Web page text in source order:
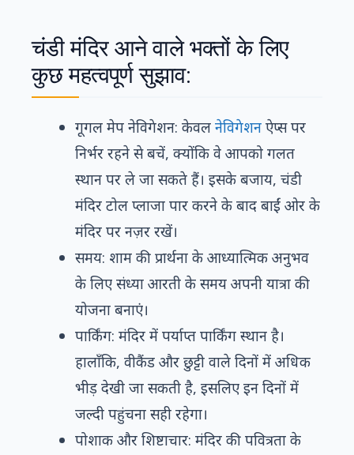
चंडी मंदिर आने वाले भक्तों के लिए
कुछ महत्वपूर्ण सुझाव:
गूगल मेप नेविगेशन: केवलनेविगेशन ऐप्स पर
निर्भर रहने से बचें, क्योंकि वे आपको गलत
स्थान पर ले जा सकते हैं। इसके बजाय, चंडी
मंदिर टोल प्लाजा पार करने के बाद बाईं ओर के
मंदिर पर नज़र रखें।
समय: शाम की प्रार्थना के आध्यात्मिक अनुभव
के लिए संध्या आरती के समय अपनी यात्रा की
योजना बनाएं।
पार्किंग: मंदिर में पर्याप्त पार्किंग स्थान है।
हालाँकि, वीकैंड और छुट्टी वाले दिनों में अधिक
भीड़ देखी जा सकती है, इसलिए इन दिनों में
जल्दी पहुंचना सही रहेगा।
पोशाक और शिष्टाचार: मंदिर की पवित्रता के